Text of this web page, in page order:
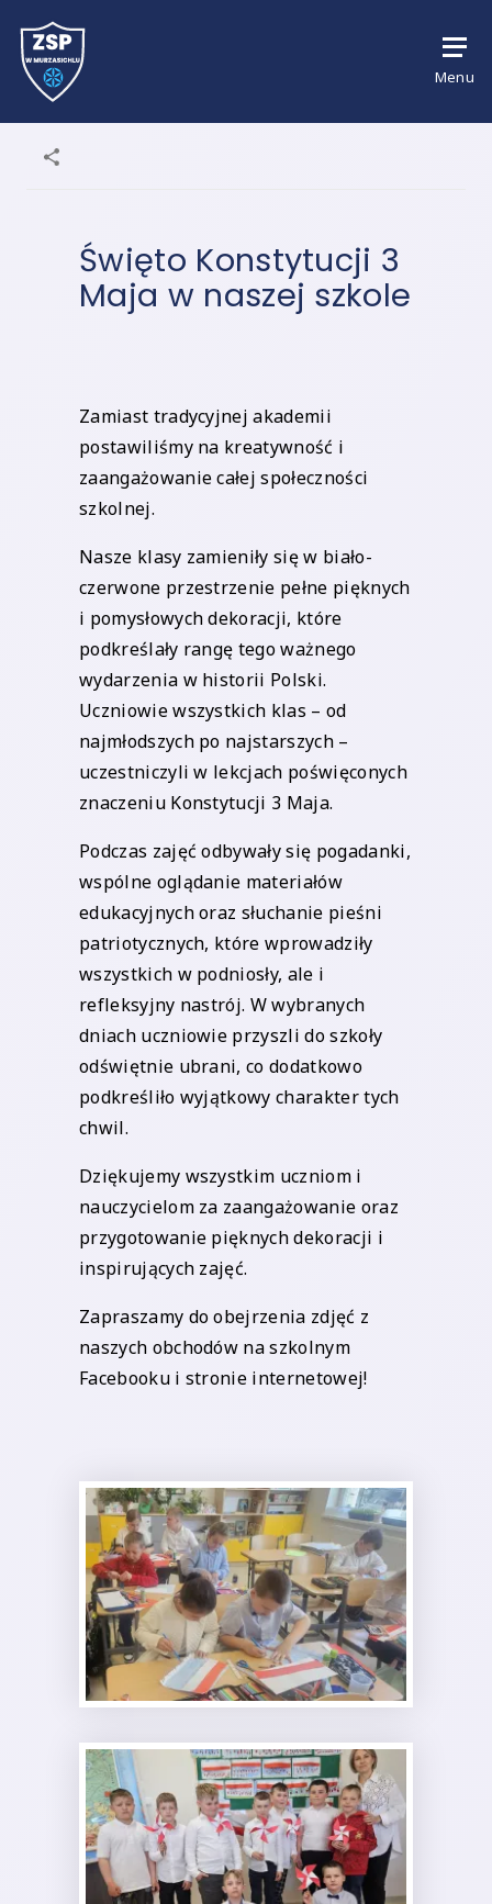
Menu
Święto Konstytucji 3
Maja w naszej szkole
Zamiast tradycyjnej akademii
postawiliśmy na kreatywność i
zaangażowanie całej społeczności
szkolnej.
Nasze klasy zamieniły się w biało-
czerwone przestrzenie pełne pięknych
i pomysłowych dekoracji, które
podkreślały rangę tego ważnego
wydarzenia w historii Polski.
Uczniowie wszystkich klas – od
najmłodszych po najstarszych –
uczestniczyli w lekcjach poświęconych
znaczeniu Konstytucji 3 Maja.
Podczas zajęć odbywały się pogadanki,
wspólne oglądanie materiałów
edukacyjnych oraz słuchanie pieśni
patriotycznych, które wprowadziły
wszystkich w podniosły, ale i
refleksyjny nastrój. W wybranych
dniach uczniowie przyszli do szkoły
odświętnie ubrani, co dodatkowo
podkreśliło wyjątkowy charakter tych
chwil.
Dziękujemy wszystkim uczniom i
nauczycielom za zaangażowanie oraz
przygotowanie pięknych dekoracji i
inspirujących zajęć.
Zapraszamy do obejrzenia zdjęć z
naszych obchodów na szkolnym
Facebooku i stronie internetowej!